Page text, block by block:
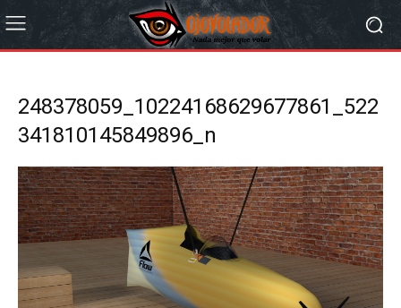
248378059_10224168629677861_522
341810145849896_n